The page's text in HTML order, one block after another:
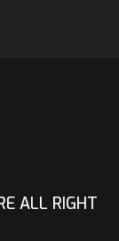
ALL RIGHT